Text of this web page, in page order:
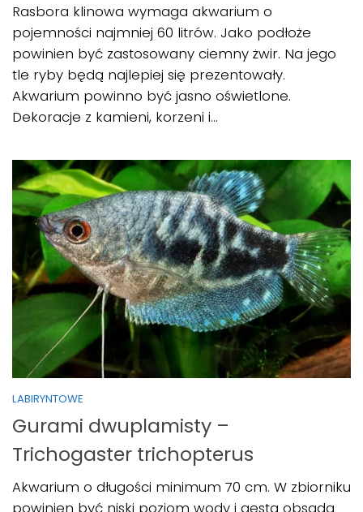
Rasbora klinowa wymaga akwarium o
pojemności najmniej 60 litrów. Jako podłoże
powinien być zastosowany ciemny żwir. Na jego
tle ryby będą najlepiej się prezentowały.
Akwarium powinno być jasno oświetlone.
Dekoracje z kamieni, korzeni i...
LABIRYNTOWE
Gurami dwuplamisty –
Trichogaster trichopterus
Akwarium o długości minimum 70 cm. W zbiorniku
powinien być niski poziom wody i gęsta obsada